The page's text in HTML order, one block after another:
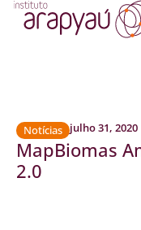
Notícias julho 31, 2020
MapBiomas
2.0